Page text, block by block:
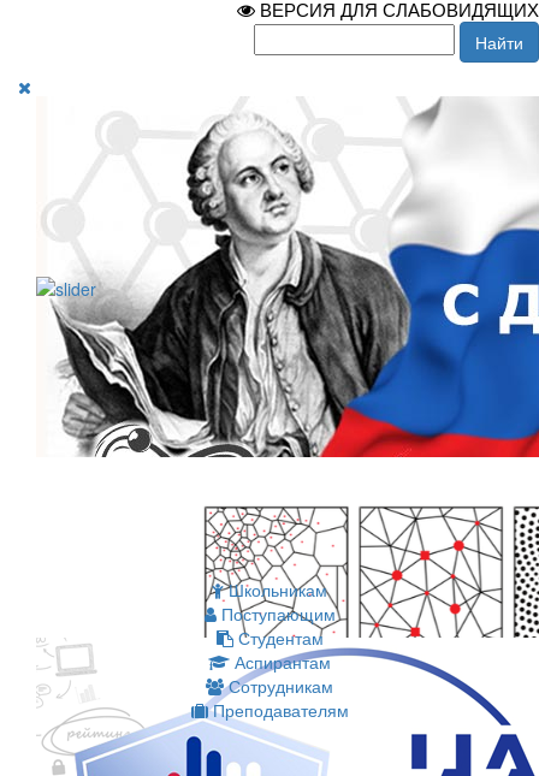
ВЕРСИЯ ДЛЯ СЛАБОВИДЯЩИХ
Школьникам
Поступающим
Студентам
Аспирантам
Сотрудникам
Преподавателям